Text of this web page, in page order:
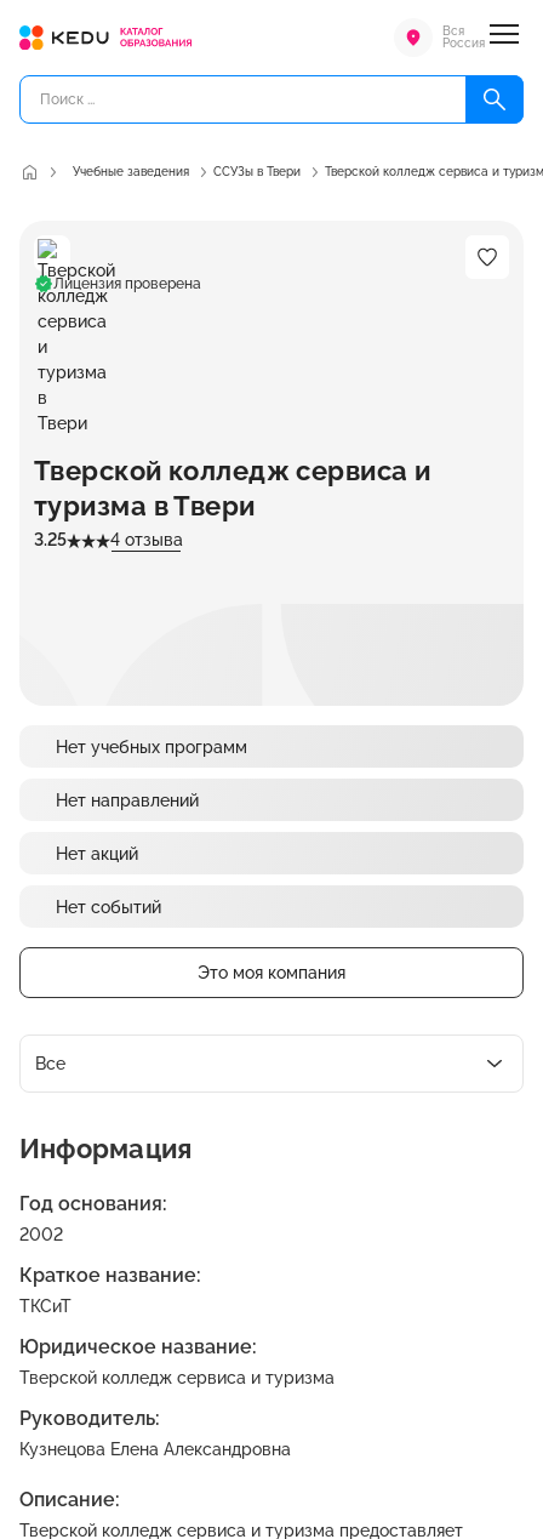
Вся
Россия
Учебные заведения ССУЗы в Твери Тверской колледж сервиса и
Лицензия проверена
Тверской колледж сервиса и
туризма в Твери
3.25 4 отзыва
Нет учебных программ
Нет направлений
Нет акций
Нет событий
Это моя компания
Все
Информация
Год основания:
2002
Краткое название:
ТКСиТ
Юридическое название:
Тверской колледж сервиса и туризма
Руководитель:
Кузнецова Елена Александровна
Описание:
Тверской колледж сервиса и туризма предоставляет